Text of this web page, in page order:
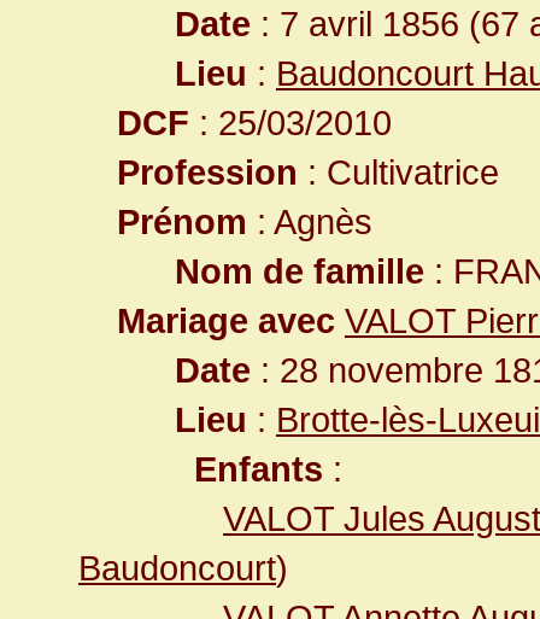
Date : 7 avril 1856 (67
Lieu : Baudoncourt
DCF : 25/03/2010
Profession : Cultivatrice
Prénom : Agnès
Nom de famille :
Mariage avec VALOT
Date : 28 novembre
Lieu : Brotte-lès-
Enfants :
VALOT Jules
Baudoncourt)